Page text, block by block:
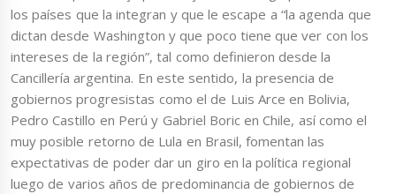
los países que la integran y que le escape a “la agenda que
dictan desde Washington y que poco tiene que ver con los
intereses de la región”, tal como definieron desde la
Cancillería argentina. En este sentido, la presencia de
gobiernos progresistas como el de Luis Arce en Bolivia,
Pedro Castillo en Perú y Gabriel Boric en Chile, así como el
muy posible retorno de Lula en Brasil, fomentan las
expectativas de poder dar un giro en la política regional
luego de varios años de predominancia de gobiernos de